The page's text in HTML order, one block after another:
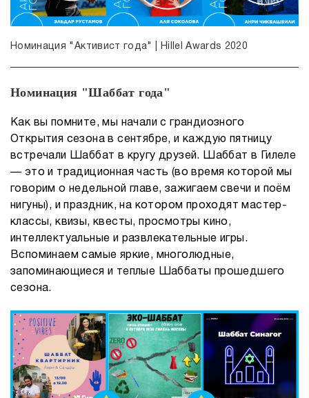
Номинация "Активист года" | Hillel Awards 2020
Номинация "Шаббат года"
Как вы помните, мы начали с грандиозного
Открытия сезона в сентябре, и каждую пятницу
встречали Шаббат в кругу друзей. Шаббат в Гилеле
— это и традиционная часть (во время которой мы
говорим о недельной главе, зажигаем свечи и поём
нигуны), и праздник, на котором проходят мастер-
классы, квизы, квесты, просмотры кино,
интеллектуальные и развлекательные игры.
Вспоминаем самые яркие, многолюдные,
запоминающиеся и теплые Шаббаты прошедшего
сезона.